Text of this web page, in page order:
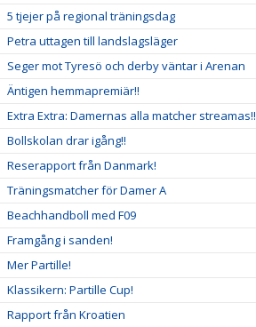
5 tjejer på regional träningsdag
Petra uttagen till landslagsläger
Seger mot Tyresö och derby väntar i Arenan
Äntigen hemmapremiär!!
Extra Extra: Damernas alla matcher streamas!!
Bollskolan drar igång!!
Reserapport från Danmark!
Träningsmatcher för Damer A
Beachhandboll med F09
Framgång i sanden!
Mer Partille!
Klassikern: Partille Cup!
Rapport från Kroatien